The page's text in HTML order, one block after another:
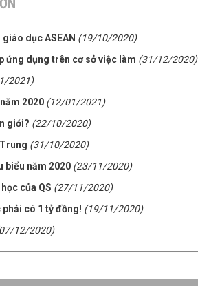
dục ASEAN (19/10/2020)
ứng dụng trên cơ sở việc làm (31/12/2020)
2021)
2020 (12/01/2021)
giới? (22/10/2020)
(31/10/2020)
biểu năm 2020 (23/11/2020)
của QS (27/11/2020)
có 1 tỷ đồng! (19/11/2020)
12/2020)